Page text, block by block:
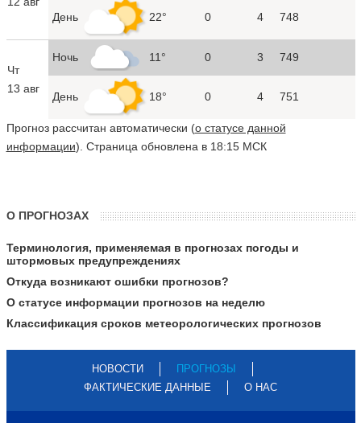
День 22° 0 4 748
Чт
13 авг
Ночь 11° 0 3 749
День 18° 0 4 751
Прогноз рассчитан автоматически (о статусе данной
информации). Страница обновлена в 18:15 МСК
О ПРОГНОЗАХ
Терминология, применяемая в прогнозах погоды и
штормовых предупреждениях
Откуда возникают ошибки прогнозов?
О статусе информации прогнозов на неделю
Классификация сроков метеорологических прогнозов
НОВОСТИ
ПРОГНОЗЫ
ФАКТИЧЕСКИЕ ДАННЫЕ
О НАС